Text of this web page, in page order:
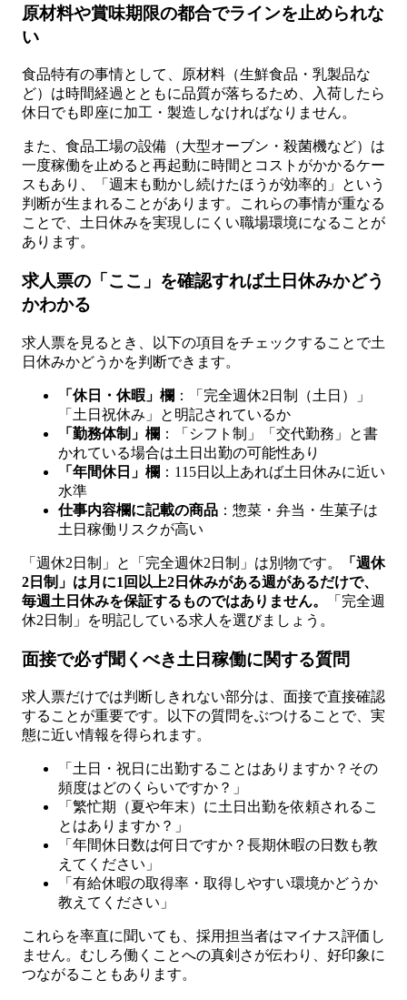
原材料や賞味期限の都合でラインを止められな
い
食品特有の事情として、原材料（生鮮食品・乳製品な
ど）は時間経過とともに品質が落ちるため、入荷したら
休日でも即座に加工・製造しなければなりません。
また、食品工場の設備（大型オーブン・殺菌機など）は
一度稼働を止めると再起動に時間とコストがかかるケー
スもあり、「週末も動かし続けたほうが効率的」という
判断が生まれることがあります。これらの事情が重なる
ことで、土日休みを実現しにくい職場環境になることが
あります。
求人票の「ここ」を確認すれば土日休みかどう
かわかる
求人票を見るとき、以下の項目をチェックすることで土
日休みかどうかを判断できます。
「休日・休暇」欄 ：「完全週休2日制（土日）」
「土日祝休み」と明記されているか
「勤務体制」欄 ：「シフト制」「交代勤務」と書
かれている場合は土日出勤の可能性あり
「年間休日」欄 ：115日以上あれば土日休みに近い
水準
仕事内容欄に記載の商品 ：惣菜・弁当・生菓子は
土日稼働リスクが高い
「週休2日制」と「完全週休2日制」は別物です。
「週休
2日制」は月に1回以上2日休みがある週があるだけで、
毎週土日休みを保証するものではありません。
「完全週
休2日制」を明記している求人を選びましょう。
面接で必ず聞くべき土日稼働に関する質問
求人票だけでは判断しきれない部分は、面接で直接確認
することが重要です。以下の質問をぶつけることで、実
態に近い情報を得られます。
「土日・祝日に出勤することはありますか？その
頻度はどのくらいですか？」
「繁忙期（夏や年末）に土日出勤を依頼されるこ
とはありますか？」
「年間休日数は何日ですか？長期休暇の日数も教
えてください」
「有給休暇の取得率・取得しやすい環境かどうか
教えてください」
これらを率直に聞いても、採用担当者はマイナス評価し
ません。むしろ働くことへの真剣さが伝わり、好印象に
つながることもあります。